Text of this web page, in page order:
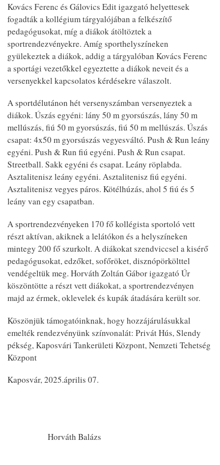
Kovács Ferenc és Gálovics Edit igazgató helyettesek
fogadták a kollégium tárgyalójában a felkészítő
pedagógusokat, míg a diákok átöltöztek a
sportrendezvényekre. Amíg sporthelyszíneken
gyülekeztek a diákok, addig a tárgyalóban Kovács Ferenc
a sportági vezetőkkel egyeztette a diákok neveit és a
versenyekkel kapcsolatos kérdésekre válaszolt.
A sportdélutánon hét versenyszámban versenyeztek a
diákok. Úszás egyéni: lány 50 m gyorsúszás, lány 50 m
mellúszás, fiú 50 m gyorsúszás, fiú 50 m mellúszás. Úszás
csapat: 4x50 m gyorsúszás vegyesváltó. Push & Run leány
egyéni. Push & Run fiú egyéni. Push & Run csapat.
Streetball. Sakk egyéni és csapat. Leány röplabda.
Asztalitenisz leány egyéni. Asztalitenisz fiú egyéni.
Asztalitenisz vegyes páros. Kötélhúzás, ahol 5 fiú és 5
leány van egy csapatban.
A sportrendezvényeken 170 fő kollégista sportoló vett
részt aktívan, akiknek a lelátókon és a helyszíneken
mintegy 200 fő szurkolt. A diákokat szendviccsel a kisérő
pedagógusokat, edzőket, sofőröket, disznópörkölttel
vendégeltük meg. Horváth Zoltán Gábor igazgató Úr
köszöntötte a részt vett diákokat, a sportrendezvényen
majd az érmek, oklevelek és kupák átadására került sor.
Köszönjük támogatóinknak, hogy hozzájárulásukkal
emelték rendezvényünk színvonalát: Privát Hús, Slendy
pékség, Kaposvári Tankerületi Központ, Nemzeti Tehetség
Központ
Kaposvár, 2025.április 07.
Horváth Balázs